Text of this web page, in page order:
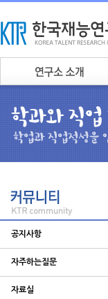
공지사항
자주하는질문
자료실